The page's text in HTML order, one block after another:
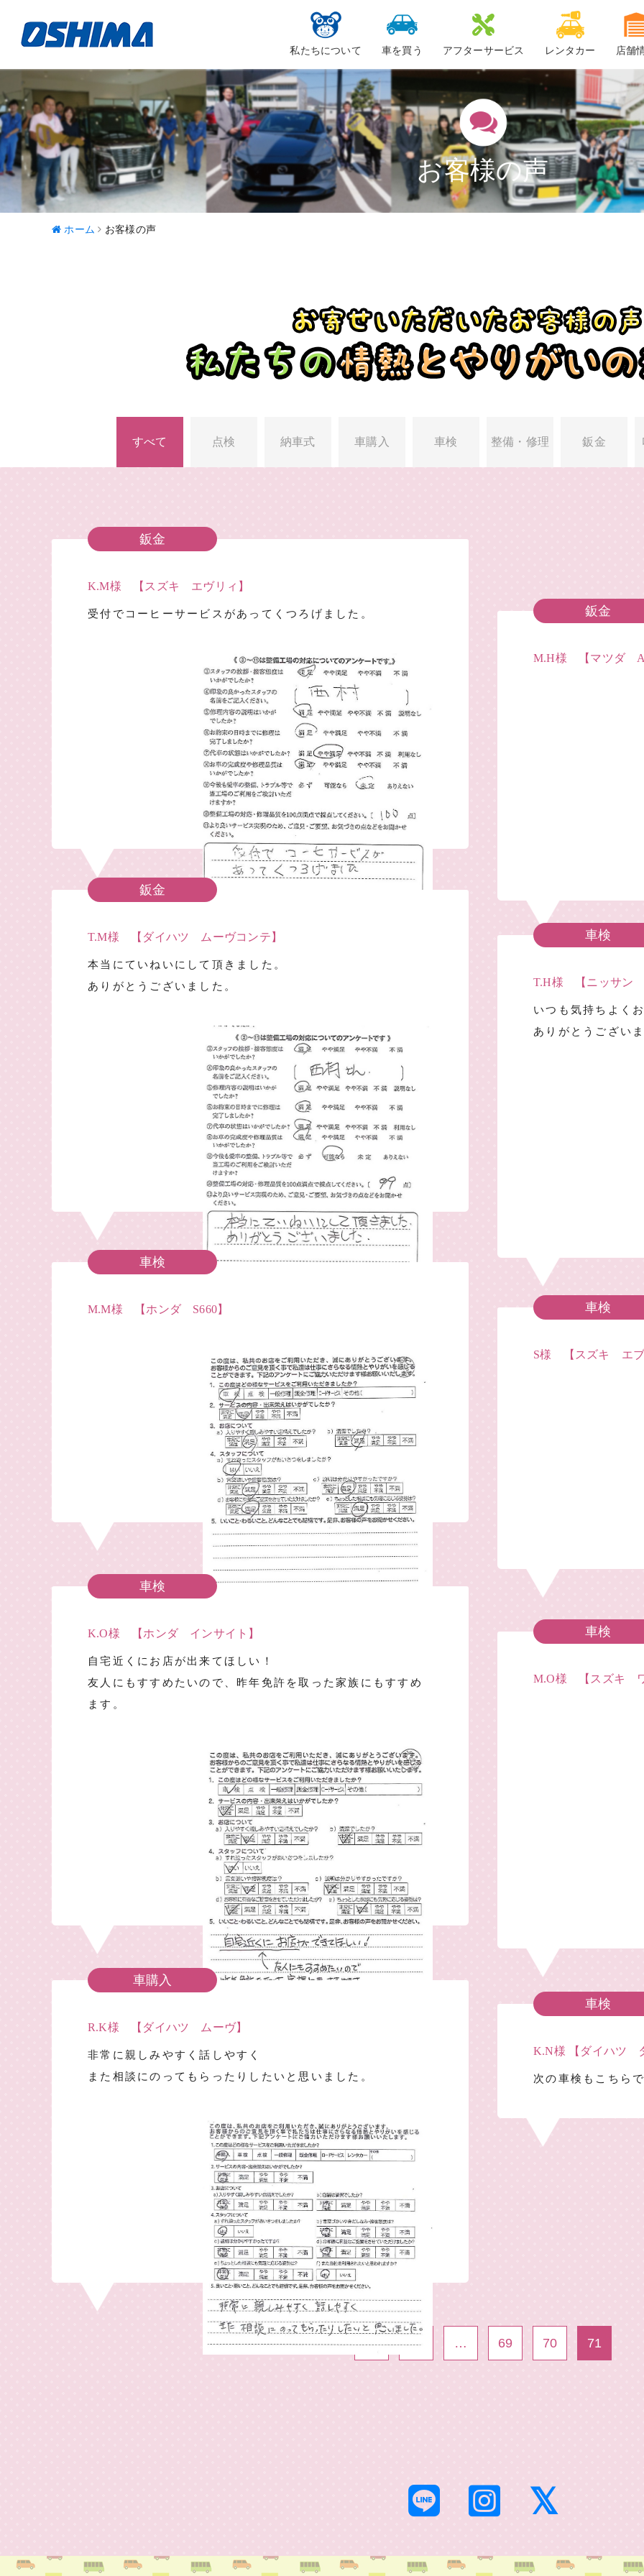
私たちについて
大嶋カーサービスについて
ハッピーちゃん
車を買う
中古車・未使用車
アフターサービス
整備・修理
鈑金
ロードサービス
レンタカー 店舗
お客様の声
ホーム お客様の声
すべて 点検 納車式 車購入 車検 整備・修理 鈑金
鈑金
K.M様 【スズキ エヴリィ】
受付でコーヒーサービスがあってくつろげました。 鈑金
M.H様 【マツダ
鈑金
T.M様 【ダイハツ ムーヴコンテ】
本当にていねいにして頂きました。
ありがとうございました。
車検
T.H様 【ニッサン
いつも気持ちよく
ありがとうござい
車検
M.M様 【ホンダ S660】 車検
S様 【スズキ エブ
車検
K.O様 【ホンダ インサイト】
自宅近くにお店が出来てほしい！
友人にもすすめたいので、昨年免許を取った家族にもすすめ
ます。
車検
M.O様 【スズキ ワ
車購入
R.K様 【ダイハツ ムーヴ】
非常に親しみやすく話しやすく
また相談にのってもらったりしたいと思いました。
車検
K.N様 【ダイハツ
次の車検もこちら
1 … 69 70 71